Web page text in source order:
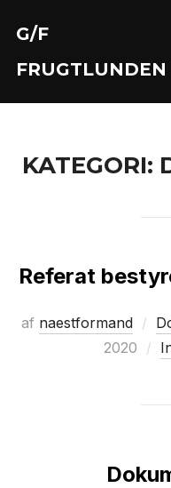
indhold
G/F
FRUGTLUNDEN
KATEGORI:
Referat
af naestformand
2020